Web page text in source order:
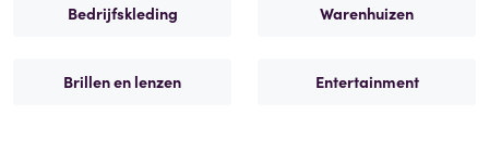
Bedrijfskleding Warenhuizen
Brillen en lenzen Entertainment